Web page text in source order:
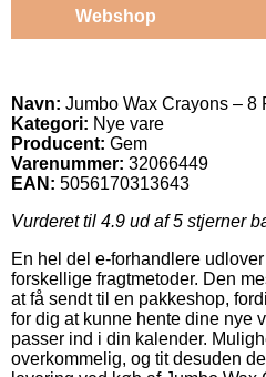
Webshop
Navn: Jumbo Wax Crayons – 8
Kategori: Nye vare
Producent: Gem
Varenummer: 32066449
EAN: 5056170313643
Vurderet til 4.9 ud af 5 stjerner
En hel del e-forhandlere
forskellige fragtmetoder. Den
at få sendt til en pakkeshop,
for dig at kunne hente dine nye
passer ind i din kalender.
overkommelig, og tit desuden